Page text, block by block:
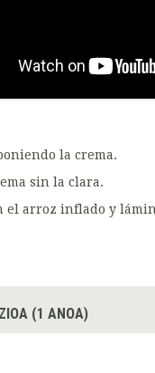
la crema.
sin la clara.
el arroz inflado y
(1 ANOA)